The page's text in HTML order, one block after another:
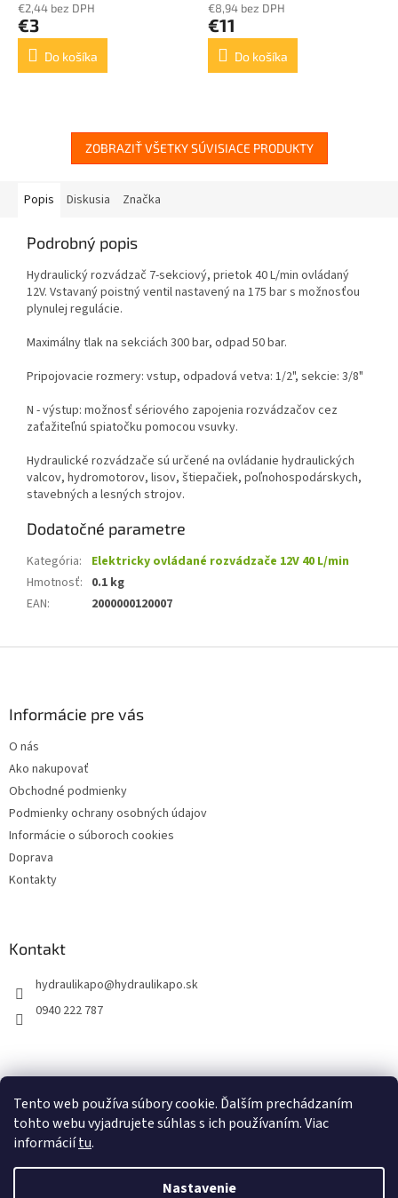
Tento web používa súbory cookie. Ďalším prechádzaním
tohto webu vyjadrujete súhlas s ich používaním. Viac
informáciítu.
Nastavenie
€2,44 bez DPH
€3
Do košíka
€8,94 bez DPH
€11
Do košíka
ZOBRAZIŤ VŠETKY SÚVISIACE PRODUKTY
Popis Diskusia Značka
Podrobný popis
Hydraulický rozvádzač 7-sekciový, prietok 40 L/min ovládaný
12V. Vstavaný poistný ventil nastavený na 175 bar s možnosťou
plynulej regulácie.
Maximálny tlak na sekciách 300 bar, odpad 50 bar.
Pripojovacie rozmery: vstup, odpadová vetva: 1/2", sekcie: 3/8"
N - výstup: možnosť sériového zapojenia rozvádzačov cez
zaťažiteľnú spiatočku pomocou vsuvky.
Hydraulické rozvádzače sú určené na ovládanie hydraulických
valcov, hydromotorov, lisov, štiepačiek, poľnohospodárskych,
stavebných a lesných strojov.
Dodatočné parametre
Kategória:
Elektricky ovládané rozvádzače 12V 40 L/min
Hmotnosť: 0.1 kg
EAN: 2000000120007
Informácie pre vás
O nás
Ako nakupovať
Obchodné podmienky
Podmienky ochrany osobných údajov
Informácie o súboroch cookies
Doprava
Kontakty
Kontakt
hydraulikapo@hydraulikapo.sk
0940 222 787
Vytvoril Shoptet